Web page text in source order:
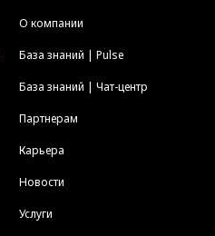
О компании
База знаний | Pulse
База знаний | Чат-центр
Партнерам
Карьера
Новости
Услуги